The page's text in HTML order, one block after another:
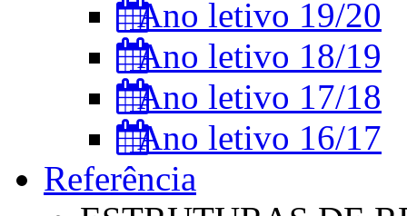
Ano letivo 19/20
Ano letivo 18/19
Ano letivo 17/18
Ano letivo 16/17
Referência